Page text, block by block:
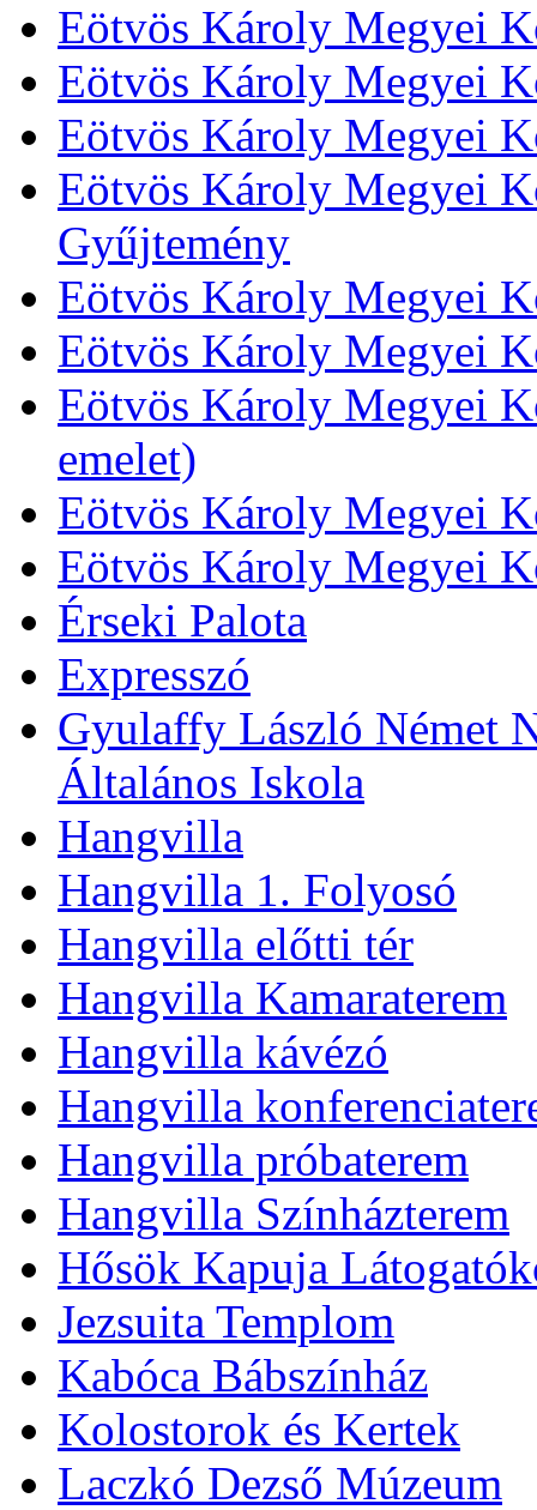
Eötvös Károly Megyei
Eötvös Károly Megyei
Eötvös Károly Megyei
Eötvös Károly Megyei
Gyűjtemény
Eötvös Károly Megyei
Eötvös Károly Megyei
Eötvös Károly Megyei
emelet)
Eötvös Károly Megyei
Eötvös Károly Megyei
Érseki Palota
Expresszó
Gyulaffy László Német
Általános Iskola
Hangvilla
Hangvilla 1. Folyosó
Hangvilla előtti tér
Hangvilla Kamaraterem
Hangvilla kávézó
Hangvilla
Hangvilla próbaterem
Hangvilla Színházterem
Hősök Kapuja
Jezsuita Templom
Kabóca Bábszínház
Kolostorok és Kertek
Laczkó Dezső Múzeum